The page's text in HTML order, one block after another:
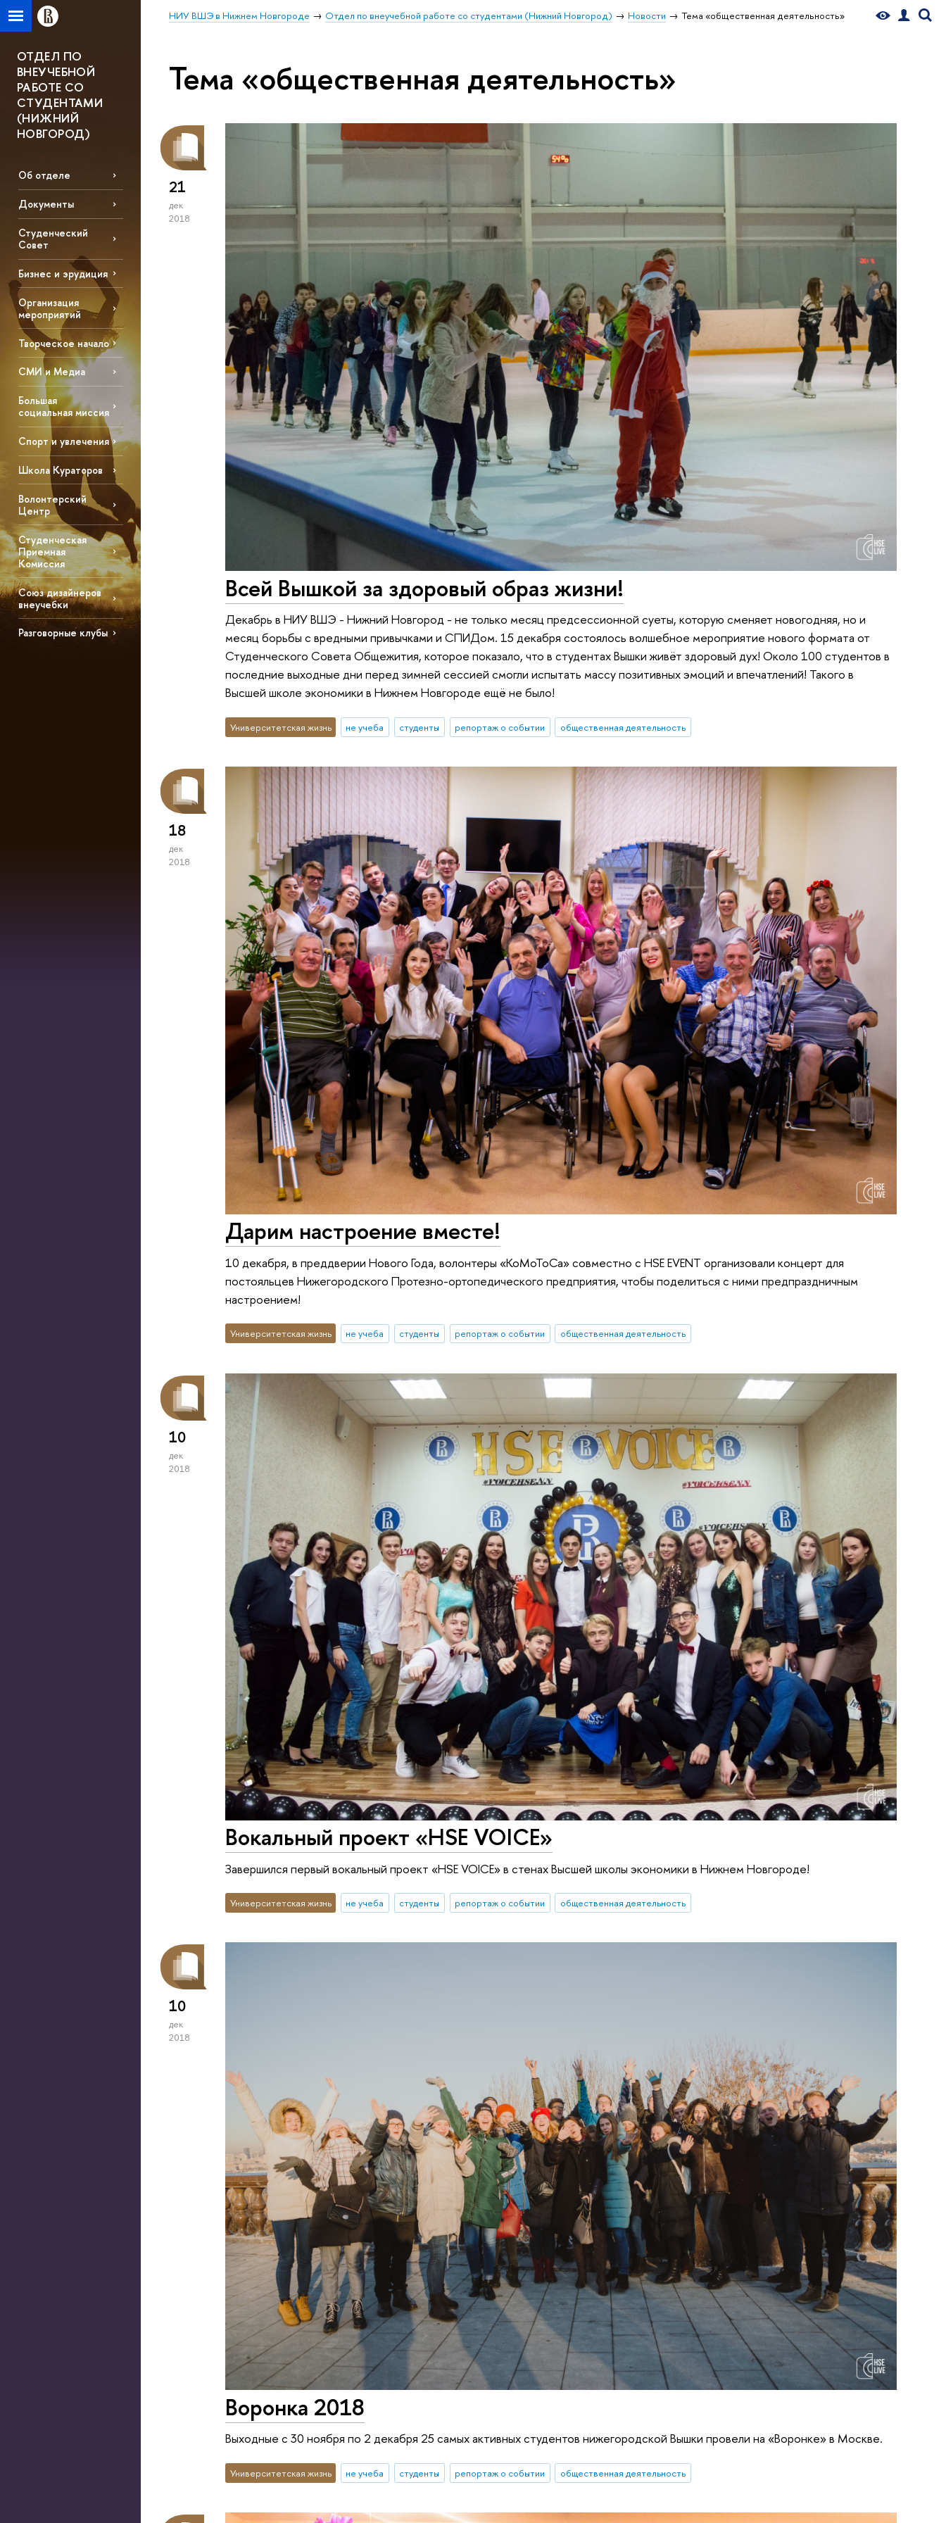
НИУ ВШЭ в Нижнем Новгороде Отдел по внеучебной работе со студентами (Нижний Новгород) Новости Тема «общественная деятельность»
ОТДЕЛ ПО
ВНЕУЧЕБНОЙ
РАБОТЕ СО
СТУДЕНТАМИ
(НИЖНИЙ
НОВГОРОД)
Об отделе
Документы
Студенческий
Совет
Бизнес и эрудиция
Организация
мероприятий
Творческое начало
СМИ и Медиа
Большая
социальная миссия
Спорт и увлечения
Школа Кураторов
Волонтерский
Центр
Студенческая
Приемная
Комиссия
Союз дизайнеров
внеучебки
Разговорные клубы
Тема «общественная деятельность»
21
дек
2018
Всей Вышкой за здоровый образ жизни!
Декабрь в НИУ ВШЭ - Нижний Новгород - не только месяц предсессионной суеты, которую сменяет новогодняя, но и
месяц борьбы с вредными привычками и СПИДом. 15 декабря состоялось волшебное мероприятие нового формата от
Студенческого Совета Общежития, которое показало, что в студентах Вышки живёт здоровый дух! Около 100 студентов в
последние выходные дни перед зимней сессией смогли испытать массу позитивных эмоций и впечатлений! Такого в
Высшей школе экономики в Нижнем Новгороде ещё не было!
Университетская жизнь не учеба студенты репортаж о событии общественная деятельность
18
дек
2018
Дарим настроение вместе!
10 декабря, в преддверии Нового Года, волонтеры «КоМоТоСа» совместно с HSE EVENT организовали концерт для
постояльцев Нижегородского Протезно-ортопедического предприятия, чтобы поделиться с ними предпраздничным
настроением!
Университетская жизнь не учеба студенты репортаж о событии общественная деятельность
10
дек
2018
Вокальный проект «HSE VOICE»
Завершился первый вокальный проект «HSE VOICE» в стенах Высшей школы экономики в Нижнем Новгороде!
Университетская жизнь не учеба студенты репортаж о событии общественная деятельность
10
дек
2018
Воронка 2018
Выходные с 30 ноября по 2 декабря 25 самых активных студентов нижегородской Вышки провели на «Воронке» в Москве.
Университетская жизнь не учеба студенты репортаж о событии общественная деятельность